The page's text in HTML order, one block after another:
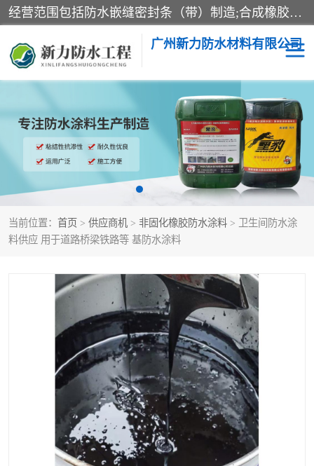
经营范围包括防水嵌缝密封条（带）制造;合成橡胶制造（监控化学品、危险化学品除外）;沥青混合物制造;防水胶粘带制造;其他合成材料制造（监控化学品、危险化学品除外）;涂料制造（监控化学品、危险化学品除外）;建筑结构防水补漏;防水建筑材料制造;粘合剂制造（监控化学品、危险化学品除外）;涂料零售;广州新力防水材料有限公司具有1处分支机构。
广州新力防水材料有限公司
当前位置： 首页 > 供应商机 > 非固化橡胶防水涂料 > 卫生间防水涂
料供应 用于道路桥梁铁路等 基防水涂料
黑豹防水胶 建筑108胶水
乳化沥青防水涂料 自粘卷材
非固化橡胶防水涂料